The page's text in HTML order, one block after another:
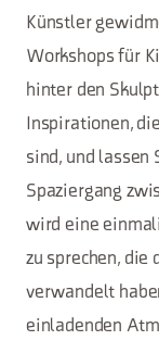
Künstler
Workshops für
hinter den
Inspirationen,
sind, und lassen
Spaziergang
wird eine
zu sprechen, die
verwandelt
einladenden